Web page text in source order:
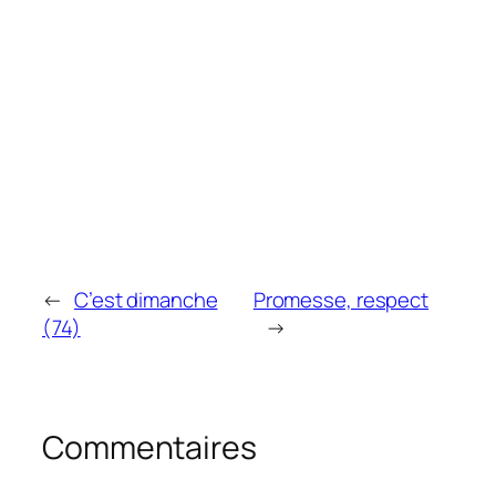
← C’est dimanche
(74)
Promesse, respect
→
Commentaires